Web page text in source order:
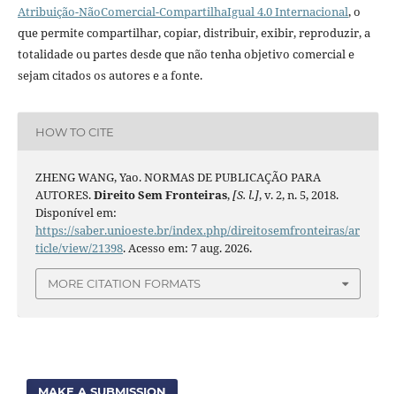
Atribuição-NãoComercial-CompartilhaIgual 4.0 Internacional, o
que permite compartilhar, copiar, distribuir, exibir, reproduzir, a
totalidade ou partes desde que não tenha objetivo comercial e
sejam citados os autores e a fonte.
HOW TO CITE
ZHENG WANG, Yao. NORMAS DE PUBLICAÇÃO PARA
AUTORES.Direito Sem Fronteiras,[S. l.], v. 2, n. 5, 2018.
Disponível em:
https://saber.unioeste.br/index.php/direitosemfronteiras/ar
ticle/view/21398. Acesso em: 7 aug. 2026.
MORE CITATION FORMATS
MAKE A SUBMISSION